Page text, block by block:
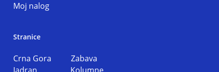
Moj nalog
Stranice
Crna Gora Zabava